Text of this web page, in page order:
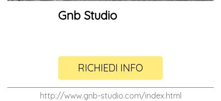
Gnb Studio
RICHIEDI INFO
http://www.gnb-studio.com/index.html